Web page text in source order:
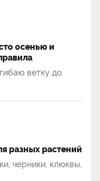
осенью и
ветку до
разных растений
черники, клюквы,